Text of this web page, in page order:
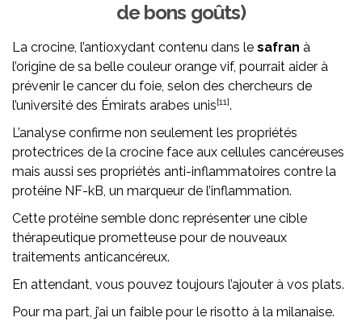
de bons goûts)
La crocine, l’antioxydant contenu dans le safran à
l’origine de sa belle couleur orange vif, pourrait aider à
prévenir le cancer du foie, selon des chercheurs de
l’université des Émirats arabes unis[11].
L’analyse confirme non seulement les propriétés
protectrices de la crocine face aux cellules cancéreuses
mais aussi ses propriétés anti-inflammatoires contre la
protéine NF-kB, un marqueur de l’inflammation.
Cette protéine semble donc représenter une cible
thérapeutique prometteuse pour de nouveaux
traitements anticancéreux.
En attendant, vous pouvez toujours l’ajouter à vos plats.
Pour ma part, j’ai un faible pour le risotto à la milanaise.